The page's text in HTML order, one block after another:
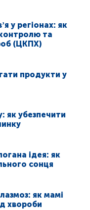
у регіонах: як
та
(ЦКПХ)
продукти у
як убезпечити
ідея: як
сонця
як мамі
хвороби